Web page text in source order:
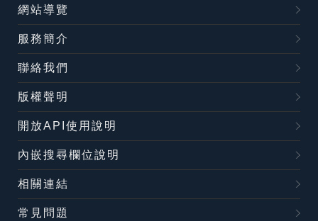
網站導覽
服務簡介
聯絡我們
版權聲明
開放API使用說明
內嵌搜尋欄位說明
相關連結
常見問題